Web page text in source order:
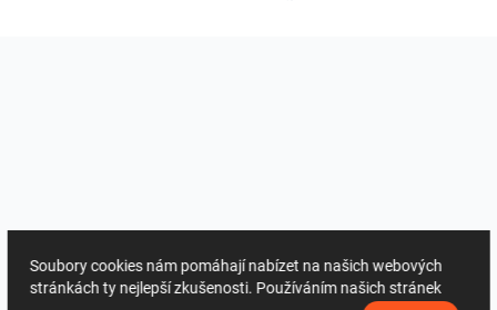
Soubory cookies nám pomáhají nabízet na našich webových
stránkách ty nejlepší zkušenosti. Používáním našich stránek